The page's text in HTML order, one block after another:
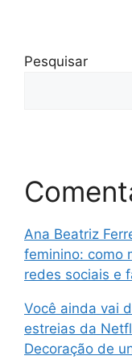
Pesquisar
Ana Beatriz
feminino: como
redes sociais e
Você ainda vai
estreias da
Decoração de